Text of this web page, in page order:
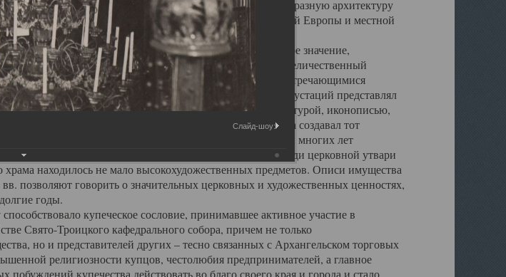
светлых соборов России воплотил в себе яркую и своеобразную архитектуру
в ней архитектурными течениями России, Западной Европы и местной
церковного зодчества.
и богатство собора, вполне оправдывали его кафедральное значение,
культовых построек города. Обширный и величественный
ионического стиля, с единственными нигде не встречающимися
фронтоном и множеством резных, символических инкрустаций представлял
ценность. В совокупности же с живописью, скульптурой, иконописью,
церковной утвари интерьер Троицкого храма создавал тот
ансамбль декоративного убранства собора, на протяжении многих лет
своих посетителей. В соборной ризнице, библиотеке, среди церковной утвари
храма находилось не мало высокохудожественных предметов. Описи имущества
позволяют говорить о значительных церковных и художественных ценностях,
годы.
купеческое сословие, принимавшее активное участие в
Свято-Троицкого кафедрального собора, причем не только
но и представителей других – тесно связанных с Архангельском торговых
религиозности купцов, честолюбия предпринимателей, а главное
побуждений купечества действовать во благо своего края и города и стало
Слайд-шоу: